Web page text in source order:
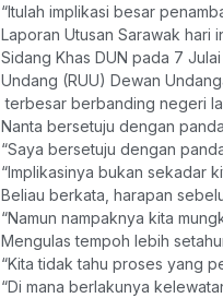
“Itulah implikasi besar
Laporan Utusan Sarawak hari
Sidang Khas DUN pada 7
Undang (RUU) Dewan
terbesar berbanding negeri
Nanta bersetuju dengan
“Saya bersetuju dengan
“Implikasinya bukan sekadar
Beliau berkata, harapan
“Namun nampaknya kita
Mengulas tempoh lebih
“Kita tidak tahu proses yang
“Di mana berlakunya